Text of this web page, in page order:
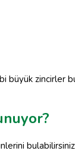
zincirler